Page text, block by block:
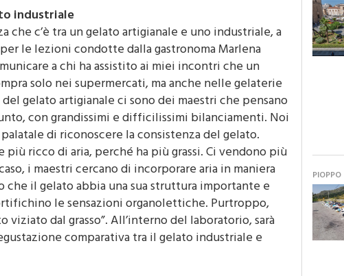
industriale
c’è tra un gelato artigianale e uno industriale, a
le lezioni condotte dalla gastronoma Marlena
a chi ha assistito ai miei incontri che un
solo nei supermercati, ma anche nelle gelaterie
gelato artigianale ci sono dei maestri che pensano
con grandissimi e difficilissimi bilanciamenti. Noi
di riconoscere la consistenza del gelato.
ricco di aria, perché ha più grassi. Ci vendono più
i maestri cercano di incorporare aria in maniera
che il gelato abbia una sua struttura importante e
le sensazioni organolettiche. Purtroppo,
viziato dal grasso”. All’interno del laboratorio, sarà
comparativa tra il gelato industriale e
PIOPPO